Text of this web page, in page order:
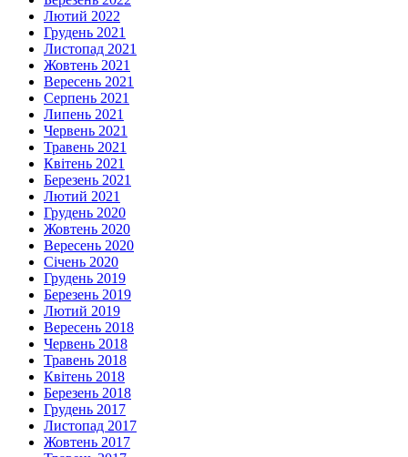
Лютий 2022
Грудень 2021
Листопад 2021
Жовтень 2021
Вересень 2021
Серпень 2021
Липень 2021
Червень 2021
Травень 2021
Квітень 2021
Березень 2021
Лютий 2021
Грудень 2020
Жовтень 2020
Вересень 2020
Січень 2020
Грудень 2019
Березень 2019
Лютий 2019
Вересень 2018
Червень 2018
Травень 2018
Квітень 2018
Березень 2018
Грудень 2017
Листопад 2017
Жовтень 2017